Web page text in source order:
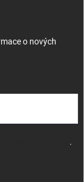
o nových
.